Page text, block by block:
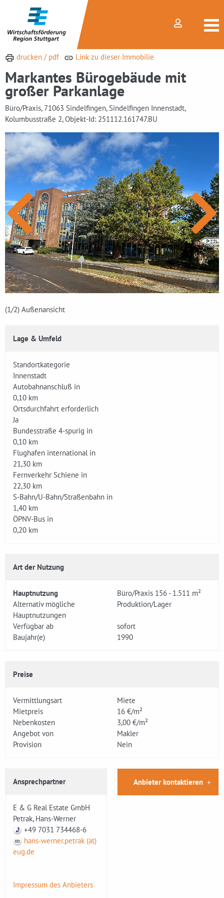
drucken / pdf Link zu dieser Immobilie
Markantes Bürogebäude mit
großer Parkanlage
Büro/Praxis, 71063 Sindelfingen, Sindelfingen Innenstadt,
Kolumbusstraße 2, Objekt-Id: 251112.161747.BU
(1/2) Außenansicht
Lage & Umfeld
Standortkategorie
Innenstadt
Autobahnanschluß in
0,10 km
Ortsdurchfahrt erforderlich
Ja
Bundesstraße 4-spurig in
0,10 km
Flughafen international in
21,30 km
Fernverkehr Schiene in
22,30 km
S-Bahn/U-Bahn/Straßenbahn in
1,40 km
ÖPNV-Bus in
0,20 km
Art der Nutzung
Hauptnutzung
Büro/Praxis 156 - 1.511 m²
Alternativ mögliche
Hauptnutzungen
Produktion/Lager
Verfügbar ab
sofort
Baujahr(e)
1990
Preise
Vermittlungsart
Miete
Mietpreis
16 €/m²
Nebenkosten
3,00 €/m²
Angebot von
Makler
Provision
Nein
Ansprechpartner
E & G Real Estate GmbH
Petrak, Hans-Werner
+49 7031 734468-6
hans-werner.petrak (at)
eug.de
Impressum des Anbieters
Anbieter kontaktieren